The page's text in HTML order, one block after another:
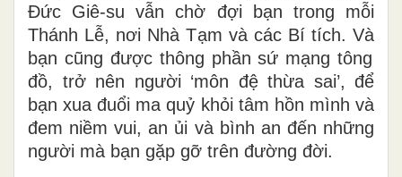
Đức Giê-su vẫn chờ đợi bạn trong mỗi
Thánh Lễ, nơi Nhà Tạm vàcác Bítích. Và
bạn cũng được thông phần sứ mạng tông
đồ, trởnên người ‘môn đệthừa sai’, để
bạn xuađuổi ma quỷ khỏi tâm hồn mình và
đem niềm vui, an ủi vàbình an đến những
người mà bạn gặp gỡ trên đường đời.